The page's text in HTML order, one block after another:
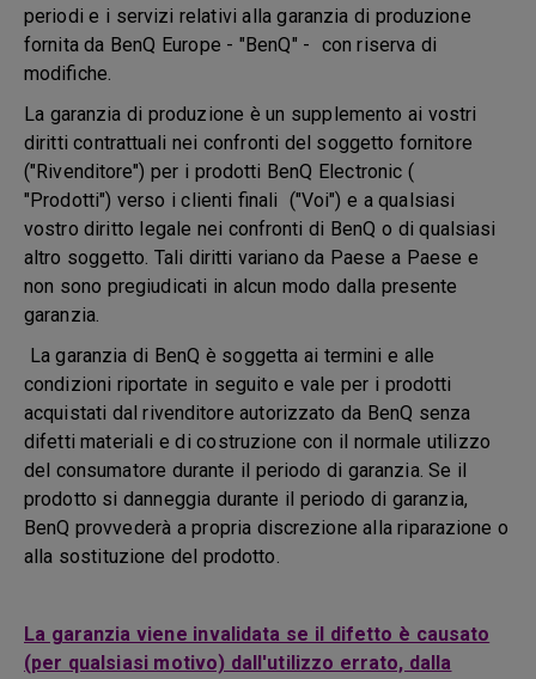
periodi e i servizi relativi alla garanzia di produzione
fornita da BenQ Europe - "BenQ" - con riserva di
modifiche.
La garanzia di produzione è un supplemento ai vostri
diritti contrattuali nei confronti del soggetto fornitore
("Rivenditore") per i prodotti BenQ Electronic (
"Prodotti") verso i clienti finali ("Voi") e a qualsiasi
vostro diritto legale nei confronti di BenQ o di qualsiasi
altro soggetto. Tali diritti variano da Paese a Paese e
non sono pregiudicati in alcun modo dalla presente
garanzia.
La garanzia di BenQ è soggetta ai termini e alle
condizioni riportate in seguito e vale per i prodotti
acquistati dal rivenditore autorizzato da BenQ senza
difetti materiali e di costruzione con il normale utilizzo
del consumatore durante il periodo di garanzia. Se il
prodotto si danneggia durante il periodo di garanzia,
BenQ provvederà a propria discrezione alla riparazione o
alla sostituzione del prodotto.
La garanzia viene invalidata se il difetto è causato
(per qualsiasi motivo) dall'utilizzo errato, dalla